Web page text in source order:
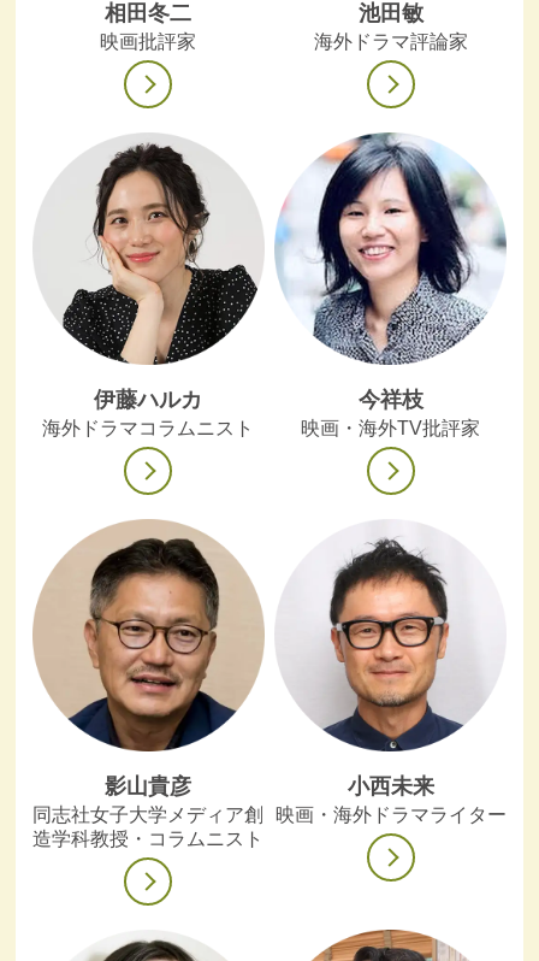
相田冬二
映画批評家
池田敏
海外ドラマ評論家
伊藤ハルカ
海外ドラマコラムニスト
今祥枝
映画・海外TV批評家
影山貴彦
同志社女子大学メディア創
造学科教授・コラムニスト
小西未来
映画・海外ドラマライター